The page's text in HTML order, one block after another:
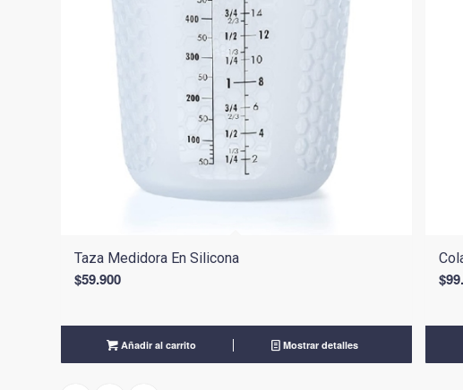
Taza Medidora En Silicona
$59.900
Añadir al carrito Mostrar detalles
$